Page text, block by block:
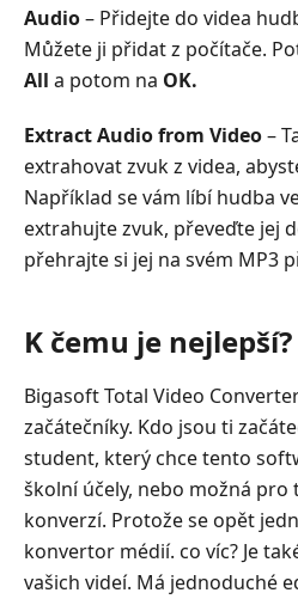
Audio– Přidejte do videa
Můžete ji přidat z počítače.
All a potom na OK.
Extract Audio from Video–
extrahovat zvuk z videa,
Například se vám líbí hudba
extrahujte zvuk, převeďte jej
přehrajte si jej na svém MP3
K čemu je nejlepší?
Bigasoft Total Video
začátečníky. Kdo jsou ti
student, který chce tento
školní účely, nebo možná pro
konverzí. Protože se opět
konvertor médií. co víc? Je
vašich videí. Má jednoduché